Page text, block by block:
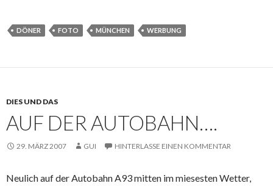
DÖNER FOTO MÜNCHEN WERBUNG
DIES UND DAS
AUF DER AUTOBAHN….
29. MÄRZ 2007 GUI HINTERLASSE EINEN KOMMENTAR
Neulich auf der Autobahn A93 mitten im miesesten Wetter,